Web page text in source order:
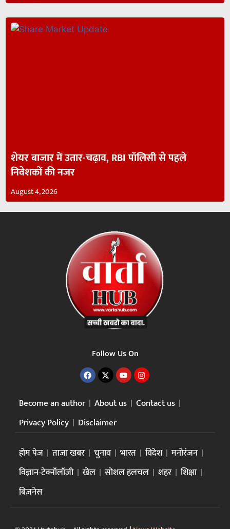
शेयर बाजार में उतार-चढ़ाव, RBI पॉलिसी से पहले
निवेशकों की नजर
August 4, 2026
Follow Us On
Become an author About us
Contact us
Privacy Policy
Disclaimer
होम पेज ताजा खबर चुनाव भारत विदेश
मनोरंजन
विज्ञान-टेक्नॉलॉजी
खेल सोशल हलचल शहर
शिक्षा
बिज़नेस